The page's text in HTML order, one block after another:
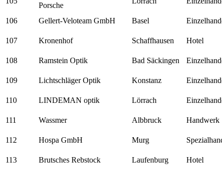
Porsche
106 Gellert-Veloteam GmbH Basel
107 Kronenhof Schaffhausen Hotel
108 Ramstein Optik Bad Säckingen
109 Lichtschläger Optik Konstanz
110 LINDEMAN optik Lörrach
111 Wassmer Albbruck Handwerk
112 Hospa GmbH Murg
113 Brutsches Rebstock Laufenburg Hotel